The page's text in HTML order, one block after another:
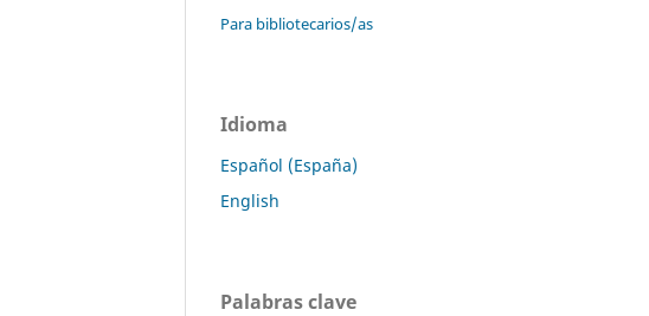
Para bibliotecarios/as
Idioma
Español (España)
English
Palabras clave